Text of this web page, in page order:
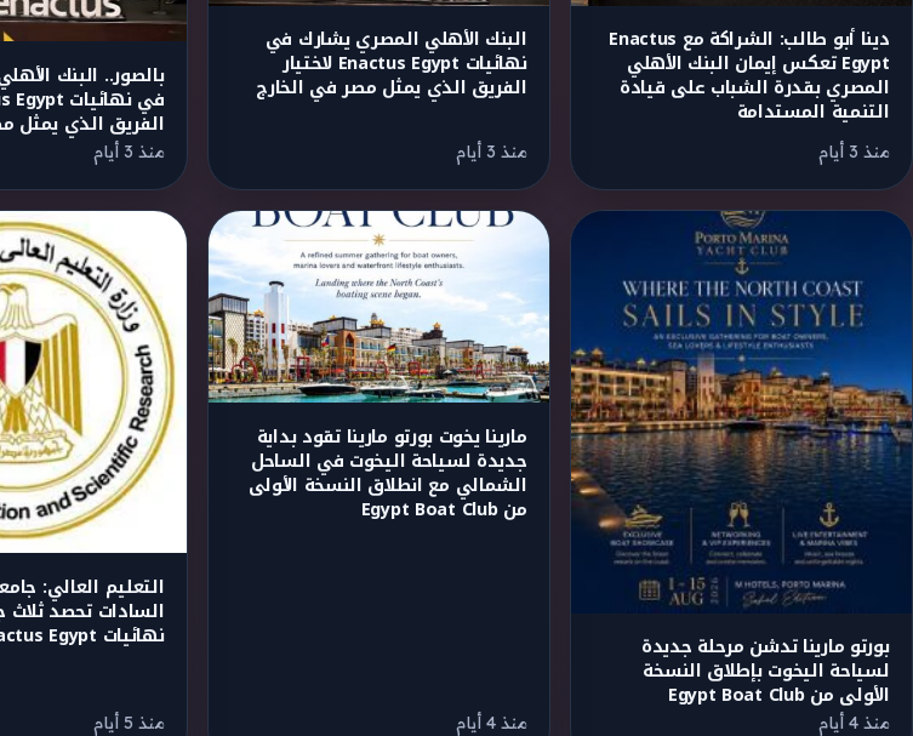
دينا أبو طالب: الشراكة مع Enactus
Egypt تعكس إيمان البنك الأهلي
المصري بقدرة الشباب على قيادة
التنمية المستدامة
منذ 3 أيام
البنك الأهلي المصري يشارك في
نهائيات Enactus Egypt لاختيار
الفريق الذي يمثل مصر في الخارج
منذ 3 أيام
بالصور.. البنك
الفريق الذي يمثل
منذ 3 أيام
بورتو مارينا تدشن مرحلة جديدة
لسياحة اليخوت بإطلاق النسخة
الأولى من Egypt Boat Club
منذ 4 أيام
مارينا يخوت بورتو مارينا تقود بداية
جديدة لسياحة اليخوت في الساحل
الشمالي مع انطلاق النسخة الأولى
من Egypt Boat Club
منذ 4 أيام
التعليم العالي:
السادات تحصد ثلاث
نهائيات Enactus Egypt
منذ 5 أيام